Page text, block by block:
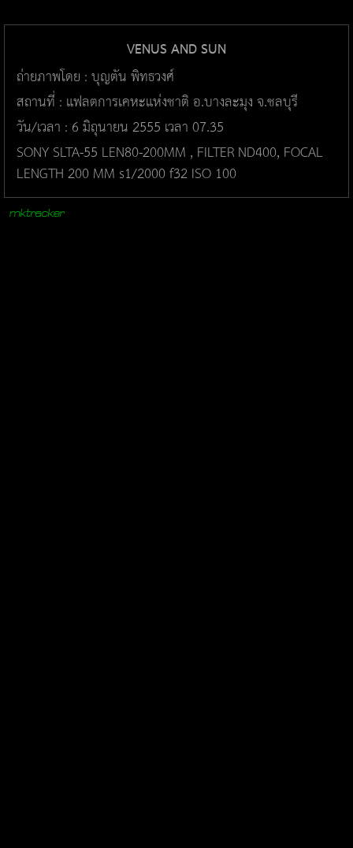
VENUS AND SUN
ถ่ายภาพโดย : บุญตัน พิทธวงศ์
สถานที่ : แฟลตการเคหะแห่งชาติ อ.บางละมุง จ.ชลบุรี
วัน/เวลา : 6 มิถุนายน 2555 เวลา 07.35
SONY SLTA-55 LEN80-200MM , FILTER ND400, FOCAL
LENGTH 200 MM s1/2000 f32 ISO 100